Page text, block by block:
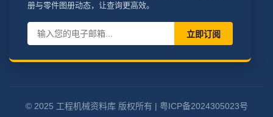
册与零件图册动态，让查询更高效。
立即订阅
© 2025 工程机械资料库 版权所有 | 粤ICP备2024305023号